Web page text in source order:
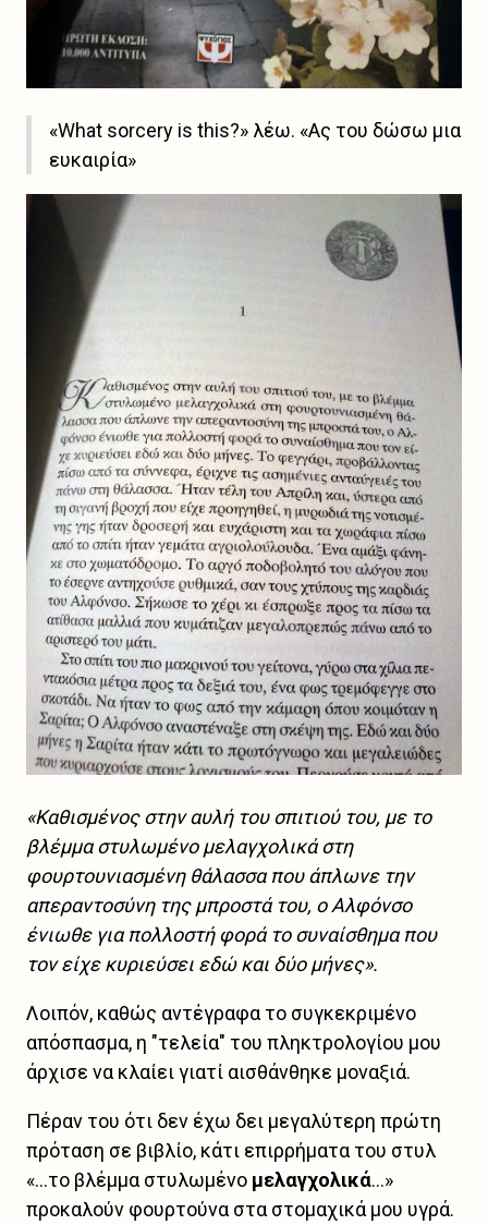
«What sorcery is this?» λέω. «Ας του δώσω μια
ευκαιρία»
«Καθισμένος στην αυλή του σπιτιού του, με το
βλέμμα στυλωμένο μελαγχολικά στη
φουρτουνιασμένη θάλασσα που άπλωνε την
απεραντοσύνη της μπροστά του, ο Αλφόνσο
ένιωθε για πολλοστή φορά το συναίσθημα που
τον είχε κυριεύσει εδώ και δύο μήνες».
Λοιπόν, καθώς αντέγραφα το συγκεκριμένο
απόσπασμα, η "τελεία" του πληκτρολογίου μου
άρχισε να κλαίει γιατί αισθάνθηκε μοναξιά.
Πέραν του ότι δεν έχω δει μεγαλύτερη πρώτη
πρόταση σε βιβλίο, κάτι επιρρήματα του στυλ
«...το βλέμμα στυλωμένο μελαγχολικά...»
προκαλούν φουρτούνα στα στομαχικά μου υγρά.